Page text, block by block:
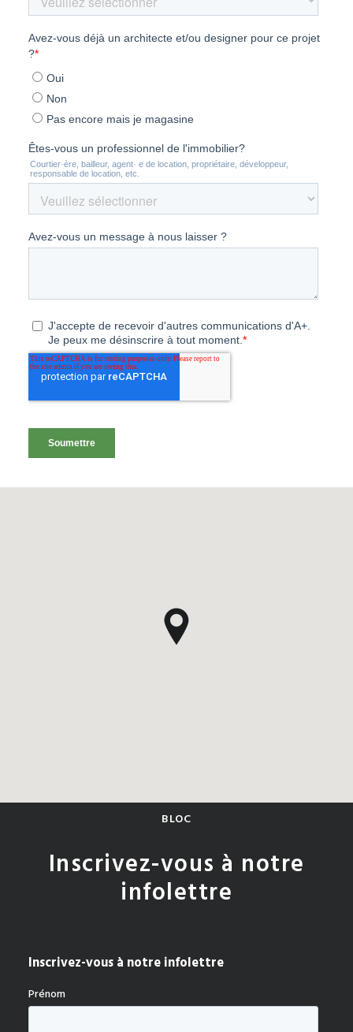
BLOC
Inscrivez-vous à notre
infolettre